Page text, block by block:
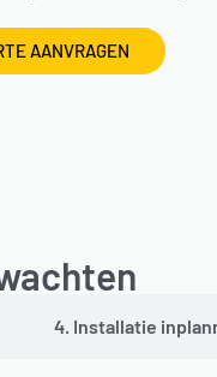
AANVRAGEN
4. Installatie